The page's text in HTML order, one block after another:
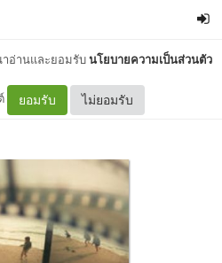
าอ่านและยอมรับนโยบายความเป็นส่วนตัว
ยอมรับ ไม่ยอมรับ